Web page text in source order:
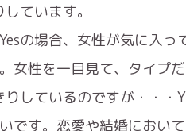
ています。
の場合、女性が気に入っ
女性を一目見て、タイプ
しているのですが・・・
です。恋愛や結婚におい